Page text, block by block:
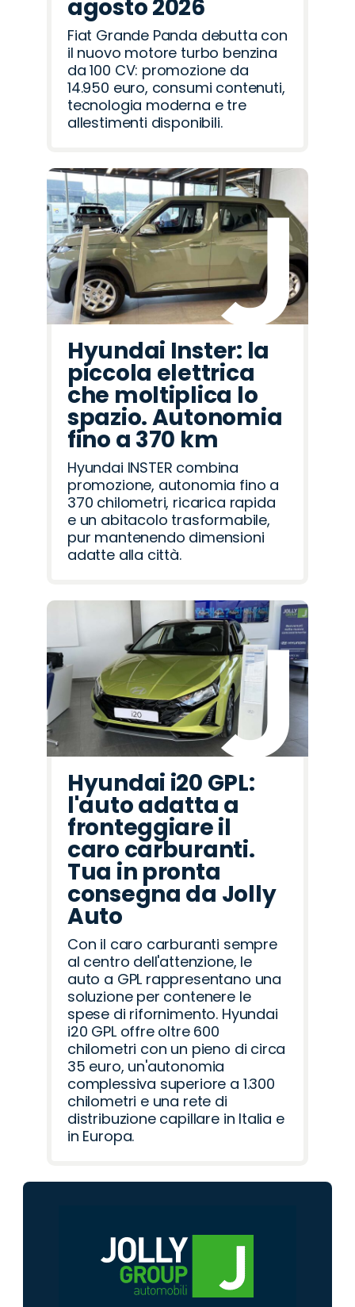
agosto 2026
Fiat Grande Panda debutta con
il nuovo motore turbo benzina
da 100 CV: promozione da
14.950 euro, consumi contenuti,
tecnologia moderna e tre
allestimenti disponibili.
Hyundai Inster: la
piccola elettrica
che moltiplica lo
spazio. Autonomia
fino a 370 km
Hyundai INSTER combina
promozione, autonomia fino a
370 chilometri, ricarica rapida
e un abitacolo trasformabile,
pur mantenendo dimensioni
adatte alla città.
Hyundai i20 GPL:
l'auto adatta a
fronteggiare il
caro carburanti.
Tua in pronta
consegna da Jolly
Auto
Con il caro carburanti sempre
al centro dell'attenzione, le
auto a GPL rappresentano una
soluzione per contenere le
spese di rifornimento. Hyundai
i20 GPL offre oltre 600
chilometri con un pieno di circa
35 euro, un'autonomia
complessiva superiore a 1.300
chilometri e una rete di
distribuzione capillare in Italia e
in Europa.